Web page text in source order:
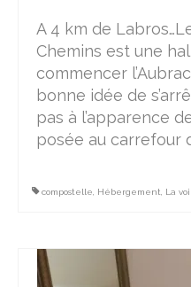
A 4 km de
Chemins est une
commencer
bonne idée de
pas à l’apparence
posée au carrefour
compostelle Hébergement La